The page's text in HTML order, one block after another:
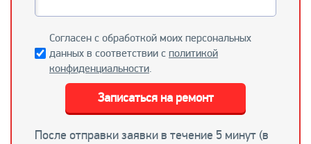
Согласен с обработкой моих персональных
данных в соответствии с политикой
конфиденциальности.
После отправки заявки в течение 5 минут (в
Записаться на ремонт